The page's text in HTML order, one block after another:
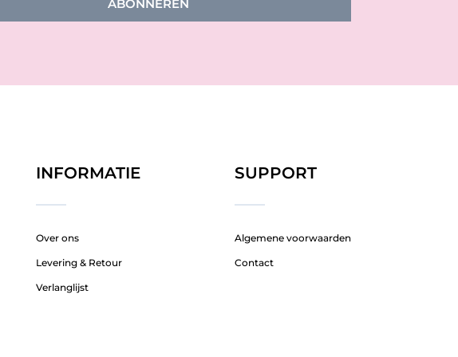
ABONNEREN
INFORMATIE
Over ons
Levering & Retour
Verlanglijst
SUPPORT
Algemene voorwaarden
Contact